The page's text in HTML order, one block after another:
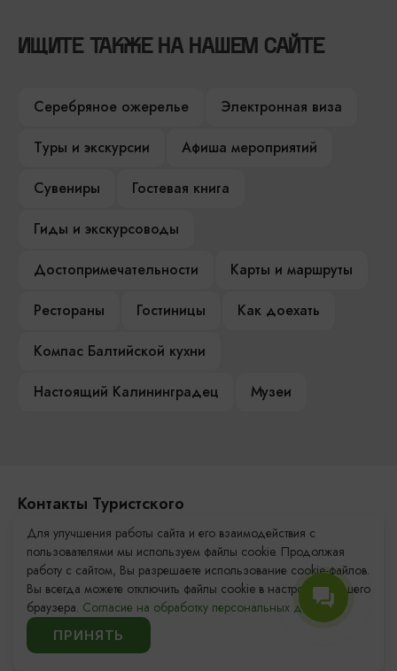
ИЩИТЕ ТАКЖЕ НА НАШЕМ САЙТЕ
Серебряное ожерелье
Электронная виза
Туры и экскурсии
Афиша мероприятий
Сувениры
Гостевая книга
Гиды и экскурсоводы
Достопримечательности
Карты и маршруты
Рестораны
Гостиницы
Как доехать
Компас Балтийской кухни
Настоящий Калининградец
Музеи
Контакты Туристского
информационного центра
+7 (4012) 555-200
8 (800) 200-55-39
info@visit-kaliningrad.ru
Для улучшения работы сайта и его взаимодействия с
пользователями мы используем файлы cookie. Продолжая
работу с сайтом, Вы разрешаете использование cookie-файлов.
Вы всегда можете отключить файлы cookie в настройках Вашего
браузера. Согласие на обработку персональных данных.
ПРИНЯТЬ